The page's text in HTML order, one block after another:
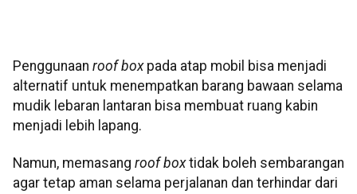
Penggunaan roof box pada atap mobil bisa menjadi
alternatif untuk menempatkan barang bawaan selama
mudik lebaran lantaran bisa membuat ruang kabin
menjadi lebih lapang.
Namun, memasang roof boxtidak boleh sembarangan
agar tetap aman selama perjalanan dan terhindar dari